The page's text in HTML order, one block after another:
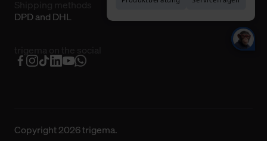
DPD and DHL
Copyright 2026 trigema.